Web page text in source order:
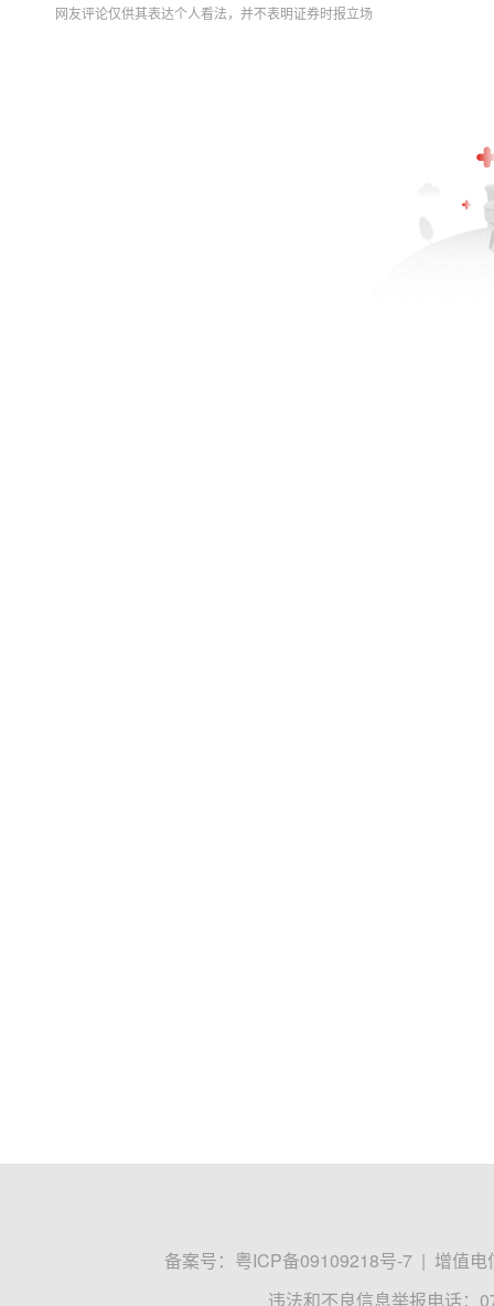
网友评论仅供其表达个人看法，并不表明证券时报立场
备案号： 粤ICP备09109218号-7 | 增值电
违法和不良信息举报电话：